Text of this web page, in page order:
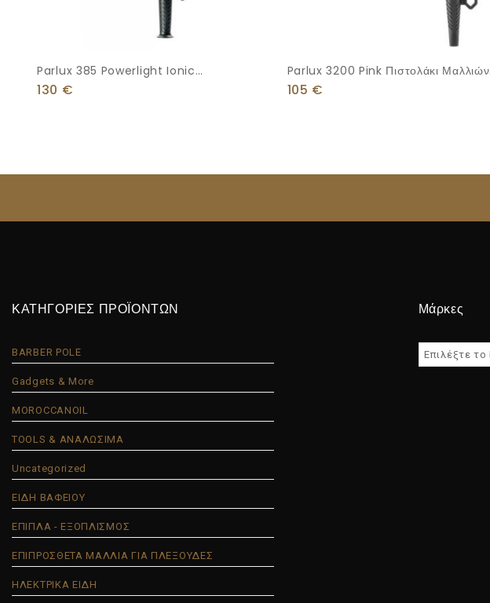
Parlux 385 Powerlight Ionic
Επαγγελματικό Πιστολάκι Μαλλιών
130 €
Parlux 3200 Pink Πιστολάκι Μαλλιών
1900W
105 €
ΚΑΤΗΓΟΡΙΕΣ ΠΡΟΪΟΝΤΩΝ
BARBER POLE
Gadgets & More
MOROCCANOIL
TOOLS & ΑΝΑΛΩΣΙΜΑ
Uncategorized
ΕΙΔΗ ΒΑΦΕΙΟΥ
ΕΠΙΠΛΑ - ΕΞΟΠΛΙΣΜΟΣ
ΕΠΙΠΡΟΣΘΕΤΑ ΜΑΛΛΙΑ ΓΙΑ ΠΛΕΞΟΥΔΕΣ
ΗΛΕΚΤΡΙΚΑ ΕΙΔΗ
Μάρκες